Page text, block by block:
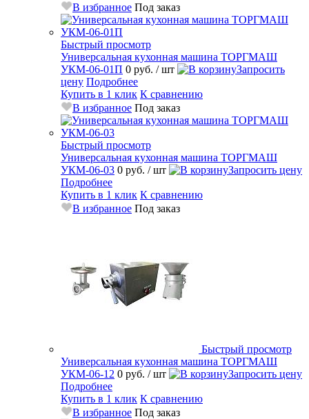
В избранное Под заказ
Быстрый просмотр
Универсальная кухонная машина ТОРГМАШ
УКМ-06-01П 0 руб. / шт
Запросить
цену Подробнее
Купить в 1 клик К сравнению
В избранное Под заказ
Быстрый просмотр
Универсальная кухонная машина ТОРГМАШ
УКМ-06-03 0 руб. / шт
Запросить цену
Подробнее
Купить в 1 клик К сравнению
В избранное Под заказ
Быстрый просмотр
Универсальная кухонная машина ТОРГМАШ
УКМ-06-12 0 руб. / шт
Запросить цену
Подробнее
Купить в 1 клик К сравнению
В избранное Под заказ